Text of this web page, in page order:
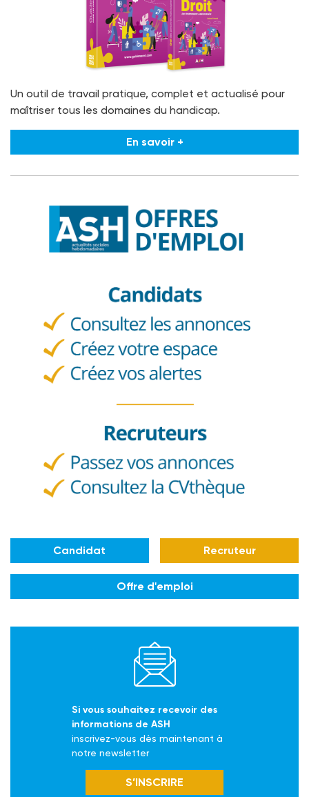
Un outil de travail pratique, complet et actualisé pour
maîtriser tous les domaines du handicap.
En savoir +
Candidat Recruteur
Offre d'emploi
Si vous souhaitez recevoir des
informations de ASH
inscrivez-vous dès maintenant à
notre newsletter
S’INSCRIRE